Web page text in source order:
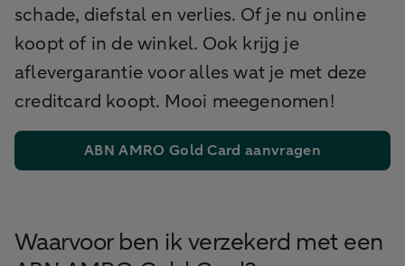
schade, diefstal en verlies. Of je nu online
koopt of in de winkel. Ook krijg je
aflevergarantie voor alles wat je met deze
creditcard koopt. Mooi meegenomen!
ABN AMRO Gold Card aanvragen
Waarvoor ben ik verzekerd met een